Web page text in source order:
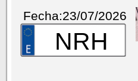
Fecha:23/07/2026
NRH